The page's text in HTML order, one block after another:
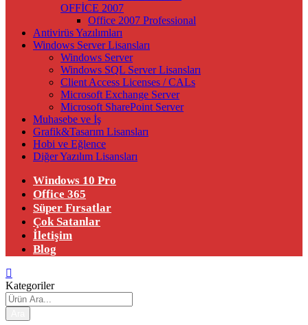
OFFİCE 2007
Office 2007 Professional
Antivirüs Yazılımları
Windows Server Lisansları
Windows Server
Windows SQL Server Lisansları
Client Access Licenses / CALs
Microsoft Exchange Server
Microsoft SharePoint Server
Muhasebe ve İş
Grafik&Tasarım Lisansları
Hobi ve Eğlence
Diğer Yazılım Lisansları
Windows 10 Pro
Office 365
Süper Fırsatlar
Çok Satanlar
İletişim
Blog
Kategoriler